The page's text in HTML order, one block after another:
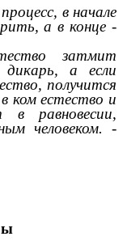
в начале
а в конце -
затмит
дикарь, а если
получится
ком естество и
в равновесии,
человеком. -